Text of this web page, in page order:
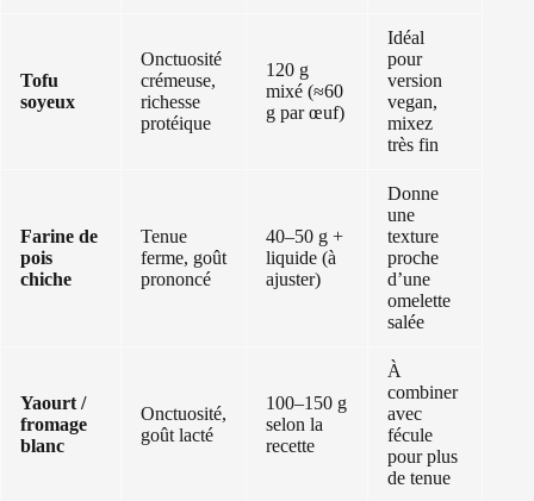
Tofu
soyeux
Onctuosité
crémeuse,
richesse
protéique
120 g
mixé (≈60
g par œuf)
Idéal
pour
version
vegan,
mixez
très fin
Farine de
pois
chiche
Tenue
ferme, goût
prononcé
40–50 g +
liquide (à
ajuster)
Donne
une
texture
proche
d’une
omelette
salée
Yaourt /
fromage
blanc
Onctuosité,
goût lacté
100–150 g
selon la
recette
À
combiner
avec
fécule
pour plus
de tenue